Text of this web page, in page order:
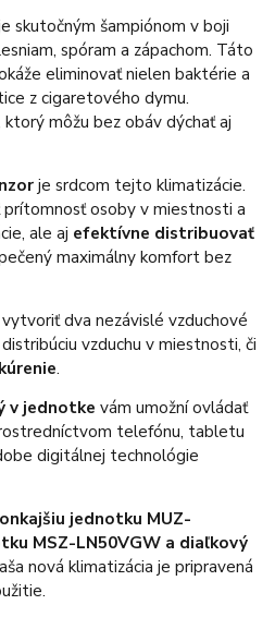
skutočným šampiónom v boji
spóram a zápachom. Táto
eliminovať nielen baktérie a
z cigaretového dymu.
môžu bez obáv dýchať aj
je srdcom tejto klimatizácie.
prítomnosť osoby v miestnosti a
ale aj efektívne distribuovať
maximálny komfort bez
dva nezávislé vzduchové
vzduchu v miestnosti, či
.
v jednotke vám umožní ovládať
telefónu, tabletu
digitálnej technológie
jednotku MUZ-
MSZ-LN50VGW a diaľkový
nová klimatizácia je pripravená